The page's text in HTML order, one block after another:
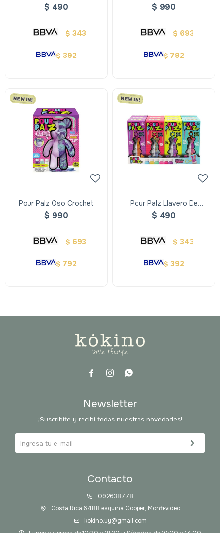
Colores Surtidos
$ 490
$ 343
$ 392
Surtidos
$ 990
$ 693
$ 792
Pour Palz Oso Crochet
$ 990
$ 693
$ 792
Pour Palz Llavero De
Conejito Surtidos
$ 490
$ 343
$ 392
  
Contacto
092638778
Costa Rica 6488 esquina Cooper, Montevideo
kokino.uy@gmail.com
Newsletter
¡Suscribite y recibí todas nuestras novedades!